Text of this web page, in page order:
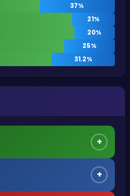
37%
21%
20%
25%
31.2%
+
+